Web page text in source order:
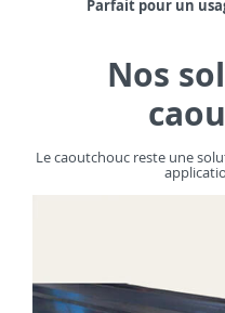
Parfait pour un
Nos
Le caoutchouc reste une